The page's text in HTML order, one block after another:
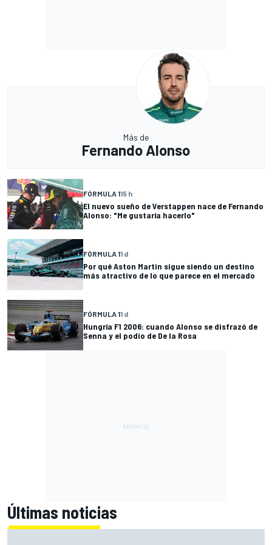
Más de
Fernando Alonso
FÓRMULA 115 h
El nuevo sueño de Verstappen nace de Fernando
Alonso: "Me gustaría hacerlo"
FÓRMULA 11 d
Por qué Aston Martin sigue siendo un destino
más atractivo de lo que parece en el mercado
FÓRMULA 11 d
Hungría F1 2006: cuando Alonso se disfrazó de
Senna y el podio de De la Rosa
Últimas noticias